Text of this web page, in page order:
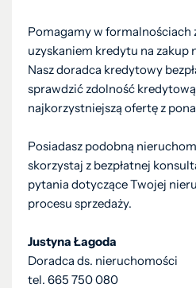
Pomagamy w formalnościach
uzyskaniem kredytu na zakup
Nasz doradca kredytowy
sprawdzić zdolność
najkorzystniejszą ofertę z
Posiadasz podobną
skorzystaj z bezpłatnej
pytania dotyczące Twojej
procesu sprzedaży.
Justyna Łagoda
Doradca ds. nieruchomości
tel. 665 750 080